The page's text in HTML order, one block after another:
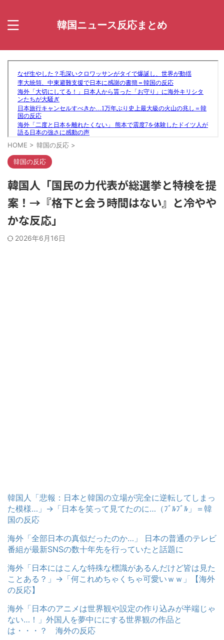
韓国ニュース反応まとめ
HOME > 韓国の反応 >
韓国の反応
韓国人「国民の力代表が総選挙と特検を提
案！→『格下と会う時間はない』と冷やや
かな反応」
2026年6月16日
韓国人「悲報：日本と韓国の立場が完全に逆転してしまっ
た模様…」→「日本を笑って見てたのに…（ﾌﾞﾙﾌﾞﾙ」＝韓
国の反応
海外「全部日本の真似だったのか…」 日本の普通のテレビ
番組が最新SNSの数十年先を行っていたと話題に
海外「日本にはこんな特殊な標識があるんだけど皆は見た
ことある？」→「何これめちゃくちゃ可愛いｗｗ」【海外
の反応】
海外「日本のアニメは世界観や設定の作り込みが半端じゃ
ない…！」外国人を夢中ににする世界観の作品と
は・・・？ 海外の反応